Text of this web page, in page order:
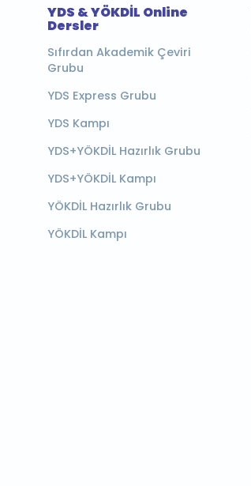
YDS & YÖKDİL Online
Dersler
Sıfırdan Akademik Çeviri
Grubu
YDS Express Grubu
YDS Kampı
YDS+YÖKDİL Hazırlık Grubu
YDS+YÖKDİL Kampı
YÖKDİL Hazırlık Grubu
YÖKDİL Kampı